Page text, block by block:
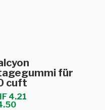
für
cuft
4.21